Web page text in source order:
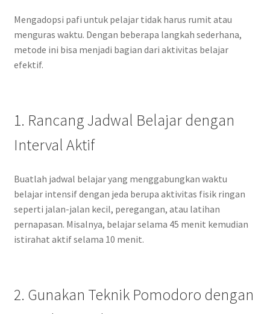
Mengadopsi pafi untuk pelajar tidak harus rumit atau
menguras waktu. Dengan beberapa langkah sederhana,
metode ini bisa menjadi bagian dari aktivitas belajar
efektif.
1. Rancang Jadwal Belajar dengan
Interval Aktif
Buatlah jadwal belajar yang menggabungkan waktu
belajar intensif dengan jeda berupa aktivitas fisik ringan
seperti jalan-jalan kecil, peregangan, atau latihan
pernapasan. Misalnya, belajar selama 45 menit kemudian
istirahat aktif selama 10 menit.
2. Gunakan Teknik Pomodoro dengan